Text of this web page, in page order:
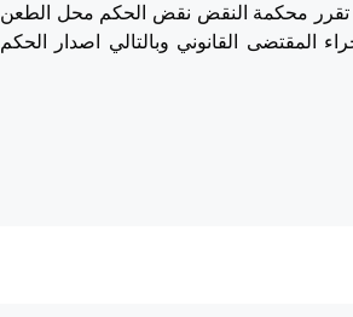
تقرر محكمة النقض نقض الحكم محل الطعن
المقتضى القانوني وبالتالي اصدار الحكم